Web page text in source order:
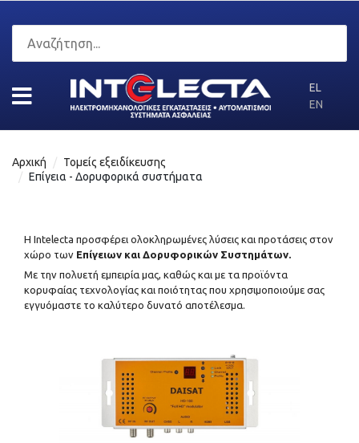
EL
EN
Αρχική
Τομείς εξειδίκευσης
Επίγεια - Δορυφορικά συστήματα
Η Intelecta προσφέρει ολοκληρωμένες λύσεις και προτάσεις στον
χώρο των Επίγειων και Δορυφορικών Συστημάτων.
Με την πολυετή εμπειρία μας, καθώς και με τα προϊόντα
κορυφαίας τεχνολογίας και ποιότητας που χρησιμοποιούμε σας
εγγυόμαστε το καλύτερο δυνατό αποτέλεσμα.